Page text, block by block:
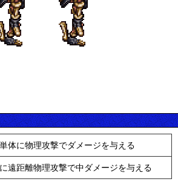
単体に物理攻撃でダメージを与える
遠距離物理攻撃で中ダメージを与える